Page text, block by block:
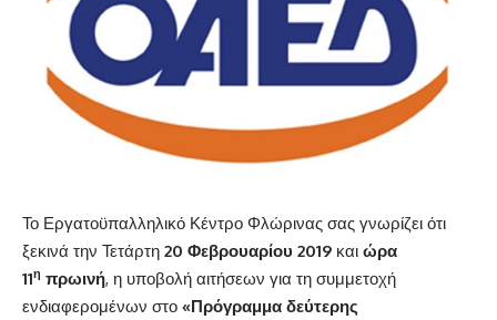
Το Εργατοϋπαλληλικό Κέντρο Φλώρινας σας γνωρίζει ότι
ξεκινά την Τετάρτη 20 Φεβρουαρίου 2019 και ώρα
11η πρωινή, η υποβολή αιτήσεων για τη συμμετοχή
ενδιαφερομένων στο «Πρόγραμμα δεύτερης